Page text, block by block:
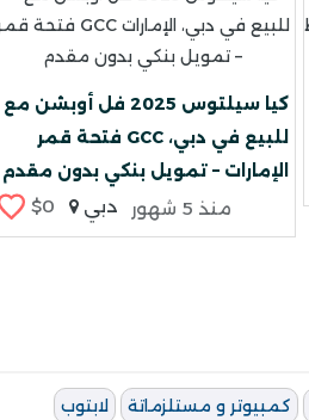
كيا سيلتوس 2025 فل أوبشن مع
فتحة قمر GCC للبيع في دبي،
الإمارات – تمويل بنكي بدون مقدم
$0 دبي منذ 5 شهور
كمبيوتر و مستلزماتة لابتوب